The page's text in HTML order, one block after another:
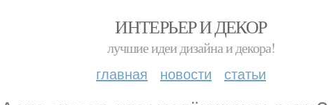
ИНТЕРЬЕР И ДЕКОР
лучшие идеи дизайна и декора!
главная новости статьи